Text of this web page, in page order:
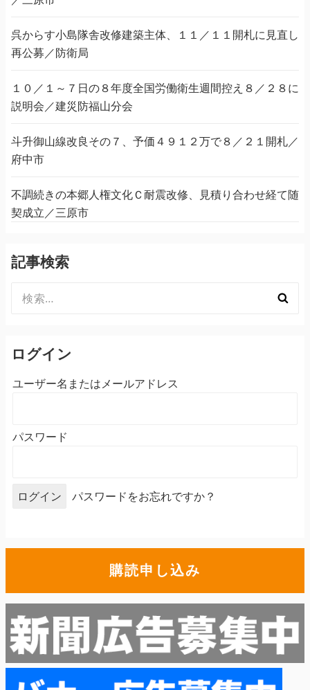
呉からす小島隊舎改修建築主体、１１／１１開札に見直し
再公募／防衛局
１０／１～７日の８年度全国労働衛生週間控え８／２８に
説明会／建災防福山分会
斗升御山線改良その７、予価４９１２万で８／２１開札／
府中市
不調続きの本郷人権文化Ｃ耐震改修、見積り合わせ経て随
契成立／三原市
記事検索
索:
ログイン
ユーザー名またはメールアドレス
パスワード
パスワードをお忘れですか？
購読申し込み